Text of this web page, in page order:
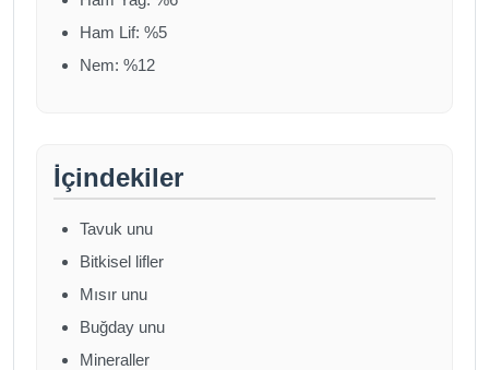
Ham Lif: %5
Nem: %12
İçindekiler
Tavuk unu
Bitkisel lifler
Mısır unu
Buğday unu
Mineraller